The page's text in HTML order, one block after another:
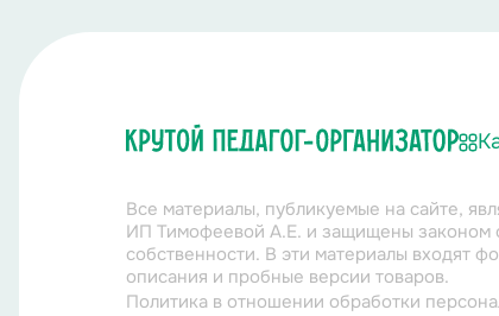
Политика в отношении обработки
Все материалы, публикуемые на сайте,
ИП Тимофеевой А.Е. и защищены законом
собственности. В эти материалы входят
описания и пробные версии товаров.